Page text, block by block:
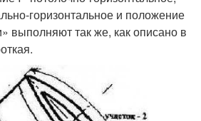
горизонтальное и положение
выполняют так же, как описано в